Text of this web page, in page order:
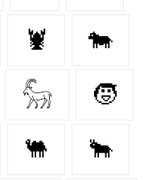
🦞 🐄
𓃵 🧒
🐫 🐂